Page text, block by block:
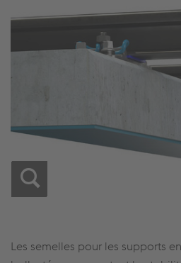
Les semelles pour les supports